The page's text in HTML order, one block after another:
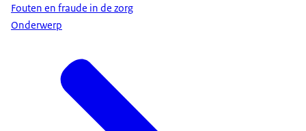
Fouten en fraude in de zorg
Onderwerp